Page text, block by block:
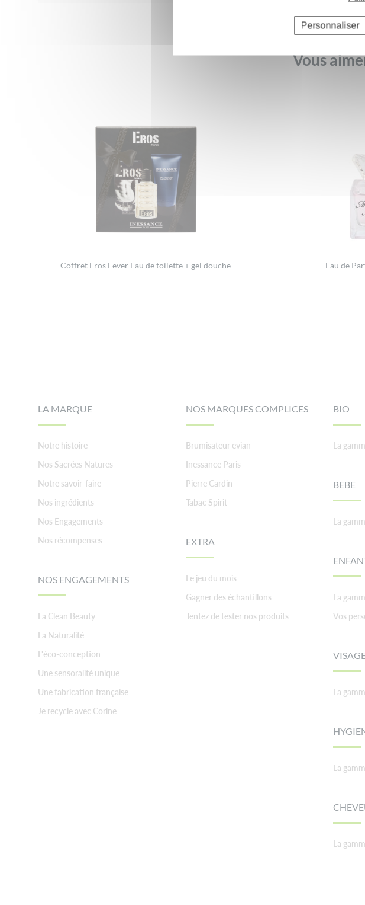
Vous
Coffret Eros Fever Eau de toilette + gel douche Eau de
LA MARQUE
Notre histoire
Nos Sacrées Natures
Notre savoir-faire
Nos ingrédients
Nos Engagements
Nos récompenses
NOS ENGAGEMENTS
La Clean Beauty
La Naturalité
L'éco-conception
Une sensoralité unique
Une fabrication française
Je recycle avec Corine
NOS MARQUES COMPLICES
Brumisateur evian
Inessance Paris
Pierre Cardin
Tabac Spirit
EXTRA
Le jeu du mois
Gagner des échantillons
Tentez de tester nos produits
BIO
La
BEBE
La
La
Vos
La
La
La
Personnaliser